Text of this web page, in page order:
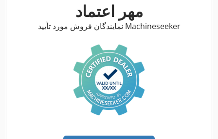
مهر اعتماد
نمایندگان فروش مورد تأیید Machineseeker